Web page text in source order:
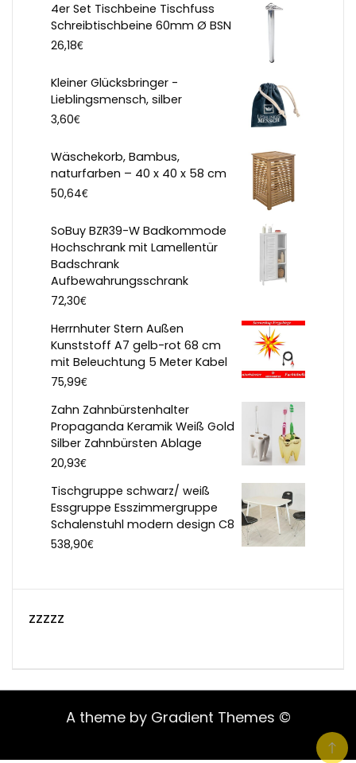
4er Set Tischbeine Tischfuss
Schreibtischbeine 60mm Ø BSN
26,18€
Kleiner Glücksbringer -
Lieblingsmensch, silber
3,60€
Wäschekorb, Bambus,
naturfarben – 40 x 40 x 58 cm
50,64€
SoBuy BZR39-W Badkommode
Hochschrank mit Lamellentür
Badschrank
Aufbewahrungsschrank
72,30€
Herrnhuter Stern Außen
Kunststoff A7 gelb-rot 68 cm
mit Beleuchtung 5 Meter Kabel
75,99€
Zahn Zahnbürstenhalter
Propaganda Keramik Weiß Gold
Silber Zahnbürsten Ablage
20,93€
Tischgruppe schwarz/ weiß
Essgruppe Esszimmergruppe
Schalenstuhl modern design C8
538,90€
zzzzz
A theme by Gradient Themes ©